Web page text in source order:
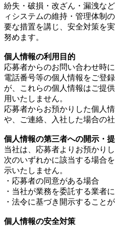
紛失・破損・改ざん・漏洩な
ィシステムの維持・管理体制
要な措置を講じ、安全対策を
努めます。
個人情報の利用目的
応募者からのお問い合わせ時
電話番号等の個人情報をご登
が、これらの個人情報はご提
用いたしません。
応募者からお預かりした個人
や、ご連絡、入社した場合の
個人情報の第三者への開示・
当社は、応募者よりお預かり
次のいずれかに該当する場合
示いたしません。
・応募者の同意がある場合
・当社が業務を委託する業者
・法令に基づき開示すること
個人情報の安全対策